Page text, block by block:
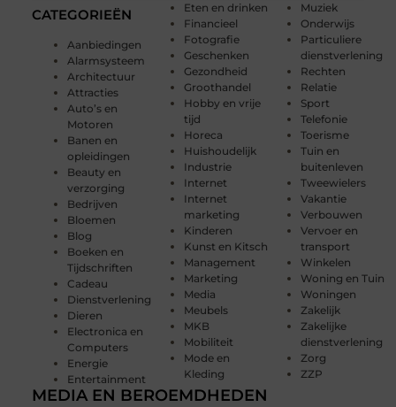
CATEGORIEËN
Aanbiedingen
Alarmsysteem
Architectuur
Attracties
Auto’s en
Motoren
Banen en
opleidingen
Beauty en
verzorging
Bedrijven
Bloemen
Blog
Boeken en
Tijdschriften
Cadeau
Dienstverlening
Dieren
Electronica en
Computers
Energie
Entertainment
Eten en drinken
Financieel
Fotografie
Geschenken
Gezondheid
Groothandel
Hobby en vrije
tijd
Horeca
Huishoudelijk
Industrie
Internet
Internet
marketing
Kinderen
Kunst en Kitsch
Management
Marketing
Media
Meubels
MKB
Mobiliteit
Mode en
Kleding
Muziek
Onderwijs
Particuliere
dienstverlening
Rechten
Relatie
Sport
Telefonie
Toerisme
Tuin en
buitenleven
Tweewielers
Vakantie
Verbouwen
Vervoer en
transport
Winkelen
Woning en Tuin
Woningen
Zakelijk
Zakelijke
dienstverlening
Zorg
ZZP
MEDIA EN BEROEMDHEDEN